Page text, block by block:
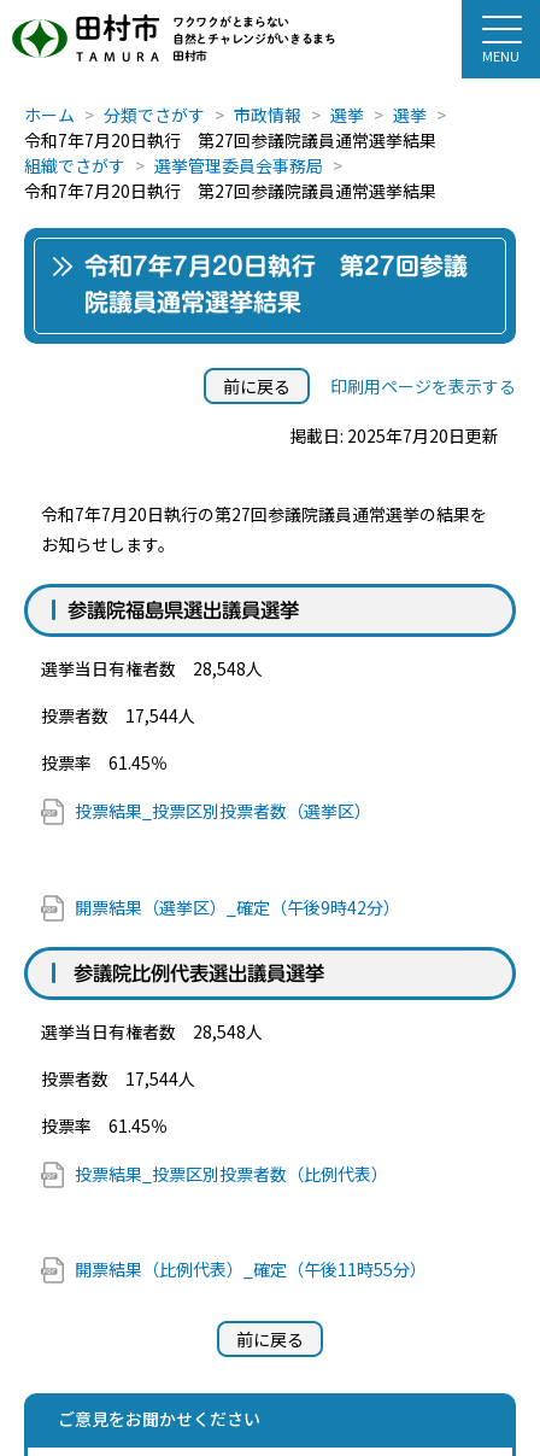
田村市
TAMURA
ワクワクがとまらない
自然とチャレンジがいきるまち
田村市
ホーム 分類でさがす 市政情報 選挙
選挙
令和7年7月20日執行 第27回参議院議員通常選挙結果
組織でさがす
選挙管理委員会事務局
令和7年7月20日執行 第27回参議院議員通常選挙結果
令和7年7月20日執行 第27回参議
院議員通常選挙結果
前に戻る 印刷用ページを表示する
掲載日: 2025年7月20日更新
令和7年7月20日執行の第27回参議院議員通常選挙の結果を
お知らせします。
参議院福島県選出議員選挙
選挙当日有権者数 28,548人
投票者数 17,544人
投票率 61.45％
投票結果_投票区別投票者数（選挙区）
開票結果（選挙区）_確定（午後9時42分）
参議院比例代表選出議員選挙
選挙当日有権者数 28,548人
投票者数 17,544人
投票率 61.45％
投票結果_投票区別投票者数（比例代表）
開票結果（比例代表）_確定（午後11時55分）
前に戻る
ご意見をお聞かせください